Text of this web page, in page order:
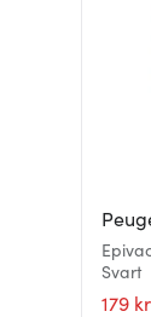
Svart
179 kr